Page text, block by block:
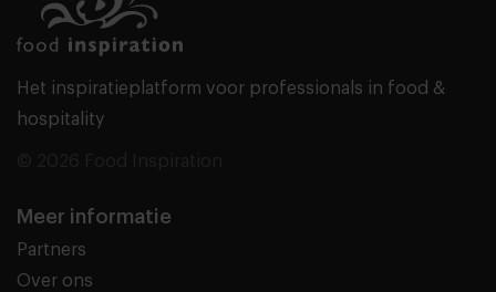
Het inspiratieplatform voor professionals in food &
hospitality
Meer informatie
Partners
Over ons